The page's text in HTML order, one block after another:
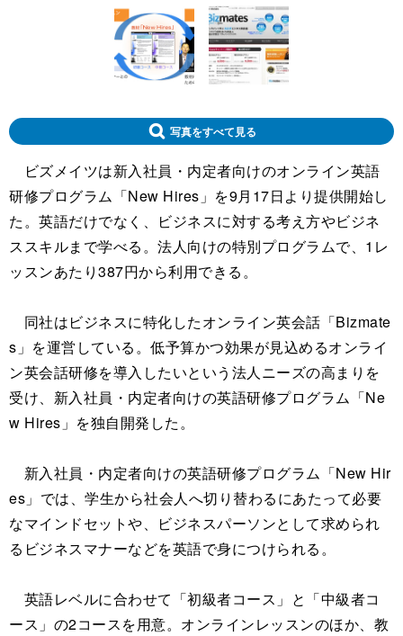
写真をすべて見る
ビズメイツは新入社員・内定者向けのオンライン英語
研修プログラム「New Hires」を9月17日より提供開始し
た。英語だけでなく、ビジネスに対する考え方やビジネ
ススキルまで学べる。法人向けの特別プログラムで、1レ
ッスンあたり387円から利用できる。
同社はビジネスに特化したオンライン英会話「Bizmate
s」を運営している。低予算かつ効果が見込めるオンライ
ン英会話研修を導入したいという法人ニーズの高まりを
受け、新入社員・内定者向けの英語研修プログラム「Ne
w Hires」を独自開発した。
新入社員・内定者向けの英語研修プログラム「New Hir
es」では、学生から社会人へ切り替わるにあたって必要
なマインドセットや、ビジネスパーソンとして求められ
るビジネスマナーなどを英語で身につけられる。
英語レベルに合わせて「初級者コース」と「中級者コ
ース」の2コースを用意。オンラインレッスンのほか、教